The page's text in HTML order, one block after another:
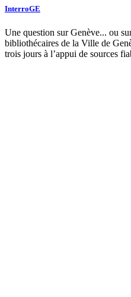
InterroGE
Une question sur Genève... ou
bibliothécaires de la Ville de
trois jours à l’appui de sources